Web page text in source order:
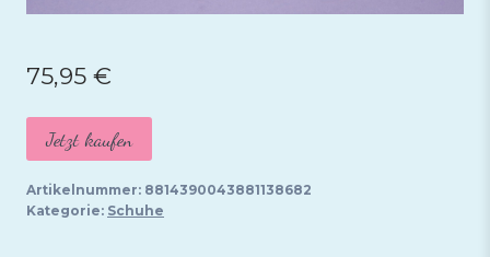
75,95 €
Jetzt kaufen
Artikelnummer: 8814390043881138682
Kategorie: Schuhe